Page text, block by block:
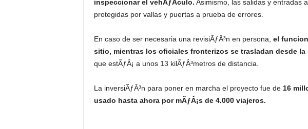
inspeccionar el vehÃƒÂ­culo. Asimismo, las salidas y entradas
protegidas por vallas y puertas a prueba de errores.
En caso de ser necesaria una revisiÃƒÂ³n en persona, el
sitio, mientras los oficiales fronterizos se trasladan desde la
que estÃƒÂ¡ a unos 13 kilÃƒÂ³metros de distancia.
La inversiÃƒÂ³n para poner en marcha el proyecto fue de 16
usado hasta ahora por mÃƒÂ¡s de 4.000 viajeros.